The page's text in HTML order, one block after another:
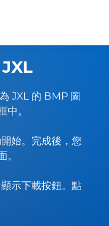
JXL 的 BMP 圖
中。
始。完成後，您
。
示下載按鈕。點